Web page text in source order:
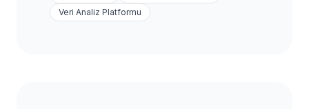
Veri Analiz Platformu